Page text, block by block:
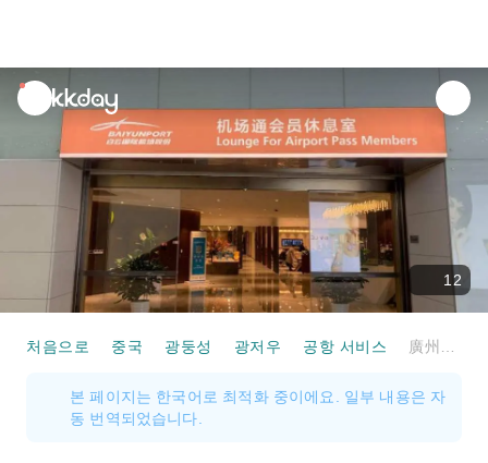
unread
notifications
12
처음으로 중국 광둥성 광저우 공항 서비스
본 페이지는 한국어로 최적화 중이에요. 일부 내용은 자
동 번역되었습니다.